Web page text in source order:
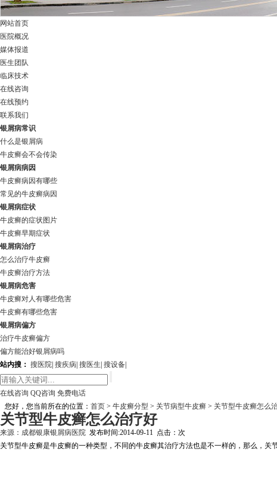
网站首页
医院概况
媒体报道
医生团队
临床技术
在线咨询
在线预约
联系我们
银屑病常识
什么是银屑病
牛皮癣会不会传染
银屑病病因
牛皮癣病因有哪些
常见的牛皮癣病因
银屑病症状
牛皮癣的症状图片
牛皮癣早期症状
银屑病治疗
怎么治疗牛皮癣
牛皮癣治疗方法
银屑病危害
牛皮癣对人有哪些危害
牛皮癣有哪些危害
银屑病偏方
治疗牛皮癣偏方
偏方能治好银屑病吗
站内搜： 搜医院 搜疾病 搜医生 搜设备
在线咨询 QQ咨询 免费电话
您好，您当前所在的位置： 首页 > 牛皮癣分型 > 关节病型牛皮癣 > 关节型牛皮癣怎么
关节型牛皮癣怎么治疗好
来源： 成都银康银屑病医院 发布时间:2014-09-11 点击： 次
关节型牛皮癣是牛皮癣的一种类型，不同的牛皮癣其治疗方法也是不一样的，那么，